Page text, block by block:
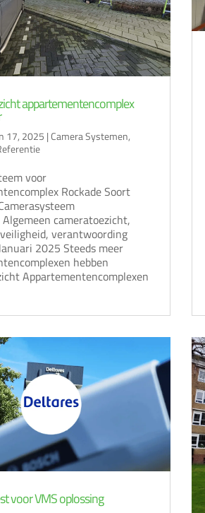
appartementencomplex
17, 2025 |Camera Systemen,
voor
Rockade Soort
Algemeen cameratoezicht,
verantwoording
2025 Steeds meer
hebben
Appartementencomplexen
voor VMS oplossing